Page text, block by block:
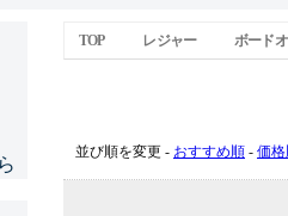
TOP レジャー ボード
並び順を変更 - おすすめ順 - 価